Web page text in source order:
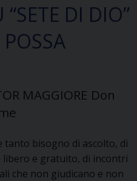
“SETE DI DIO”
MAGGIORE Don
tanto bisogno di ascolto, di
libero e gratuito, di incontri
che non giudicano e non